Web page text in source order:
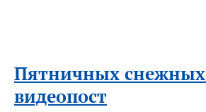
Пятничных снежных
видеопост